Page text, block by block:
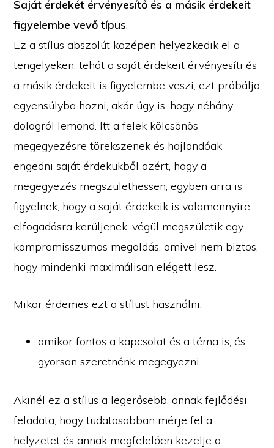
Saját érdekét érvényesítő és a másik érdekeit
figyelembe vevő típus.
Ez a stílus abszolút középen helyezkedik el a
tengelyeken, tehát a saját érdekeit érvényesíti és
a másik érdekeit is figyelembe veszi, ezt próbálja
egyensúlyba hozni, akár úgy is, hogy néhány
dologról lemond. Itt a felek kölcsönös
megegyezésre törekszenek és hajlandóak
engedni saját érdekükből azért, hogy a
megegyezés megszülethessen, egyben arra is
figyelnek, hogy a saját érdekeik is valamennyire
elfogadásra kerüljenek, végül megszületik egy
kompromisszumos megoldás, amivel nem biztos,
hogy mindenki maximálisan elégett lesz.
Mikor érdemes ezt a stílust használni:
amikor fontos a kapcsolat és a téma is, és
gyorsan szeretnénk megegyezni
Akinél ez a stílus a legerősebb, annak fejlődési
feladata, hogy tudatosabban mérje fel a
helyzetet és annak megfelelően kezelje a